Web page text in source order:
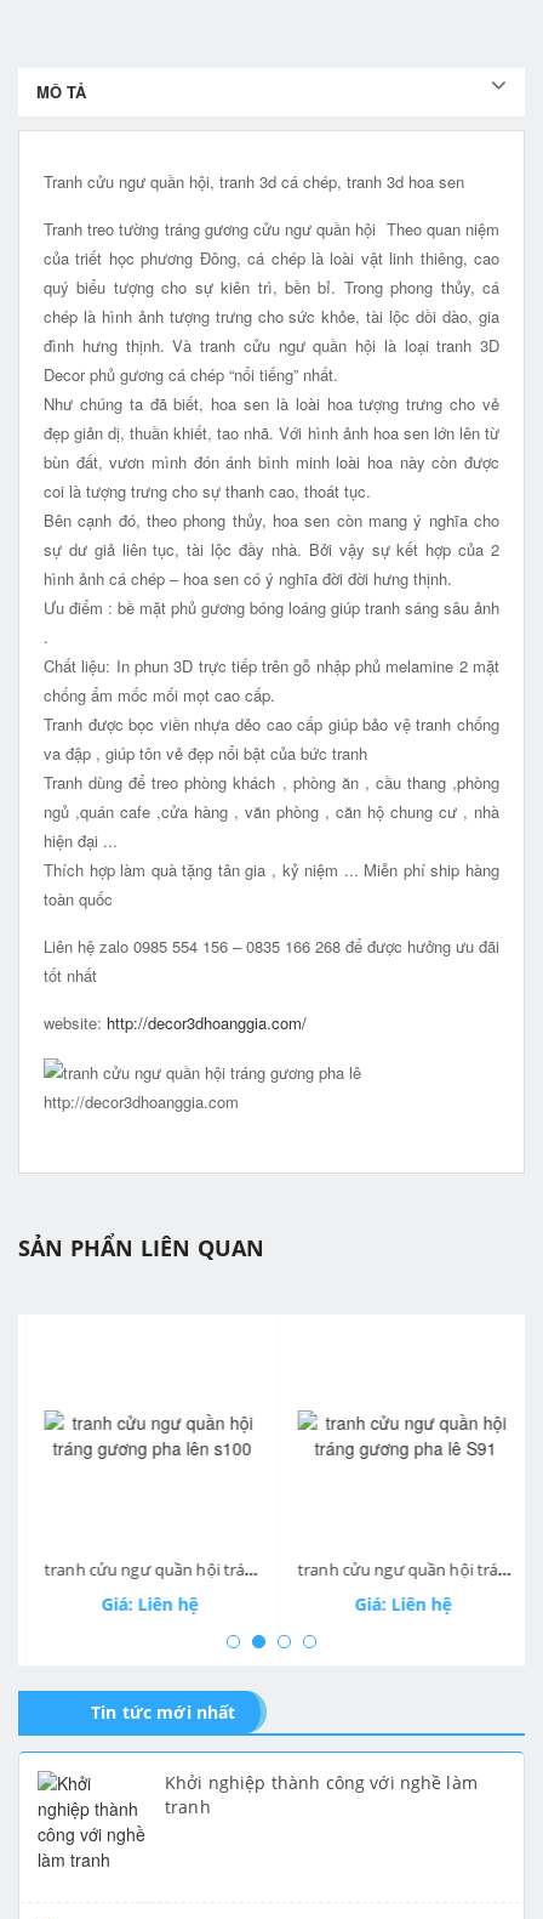
MÔ TẢ
Tranh cửu ngư quần hội, tranh 3d cá chép, tranh 3d hoa sen
Tranh treo tường tráng gương cửu ngư quần hội Theo quan niệm
của triết học phương Đông, cá chép là loài vật linh thiêng, cao
quý biểu tượng cho sự kiên trì, bền bỉ. Trong phong thủy, cá
chép là hình ảnh tượng trưng cho sức khỏe, tài lộc dồi dào, gia
đình hưng thịnh. Và tranh cửu ngư quần hội là loại tranh 3D
Decor phủ gương cá chép “nổi tiếng” nhất.
Như chúng ta đã biết, hoa sen là loài hoa tượng trưng cho vẻ
đẹp giản dị, thuần khiết, tao nhã. Với hình ảnh hoa sen lớn lên từ
bùn đất, vươn mình đón ánh bình minh loài hoa này còn được
coi là tượng trưng cho sự thanh cao, thoát tục.
Bên cạnh đó, theo phong thủy, hoa sen còn mang ý nghĩa cho
sự dư giả liên tục, tài lộc đầy nhà. Bởi vậy sự kết hợp của 2
hình ảnh cá chép – hoa sen có ý nghĩa đời đời hưng thịnh.
Ưu điểm : bề mặt phủ gương bóng loáng giúp tranh sáng sâu ảnh
.
Chất liệu: In phun 3D trực tiếp trên gỗ nhập phủ melamine 2 mặt
chống ẩm mốc mối mọt cao cấp.
Tranh được bọc viền nhựa dẻo cao cấp giúp bảo vệ tranh chống
va đập , giúp tôn vẻ đẹp nổi bật của bức tranh
Tranh dùng để treo phòng khách , phòng ăn , cầu thang ,phòng
ngủ ,quán cafe ,cửa hàng , văn phòng , căn hộ chung cư , nhà
hiện đại ...
Thích hợp làm quà tặng tân gia , kỷ niệm ... Miễn phí ship hàng
toàn quốc
Liên hệ zalo 0985 554 156 – 0835 166 268 để được hưởng ưu đãi
tốt nhất
website: http://decor3dhoanggia.com/
http://decor3dhoanggia.com
SẢN PHẨN LIÊN QUAN
tranh cửu ngư quần hội tráng gương pha lên s100
Giá: Liên hệ
tranh cửu ngư quần hội tráng gương pha lê S91
Giá: Liên hệ
Tin tức mới nhất
Khởi nghiệp thành công với nghề làm
tranh